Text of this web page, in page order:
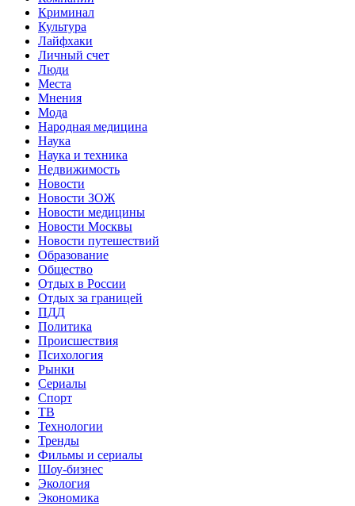
Криминал
Культура
Лайфхаки
Личный счет
Люди
Места
Мнения
Мода
Народная медицина
Наука
Наука и техника
Недвижимость
Новости
Новости ЗОЖ
Новости медицины
Новости Москвы
Новости путешествий
Образование
Общество
Отдых в России
Отдых за границей
ПДД
Политика
Происшествия
Психология
Рынки
Сериалы
Спорт
ТВ
Технологии
Тренды
Фильмы и сериалы
Шоу-бизнес
Экология
Экономика